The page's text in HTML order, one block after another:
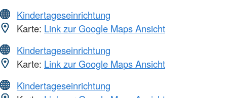
Kindertageseinrichtung
Karte: Link zur Google Maps Ansicht
Kindertageseinrichtung
Karte: Link zur Google Maps Ansicht
Kindertageseinrichtung